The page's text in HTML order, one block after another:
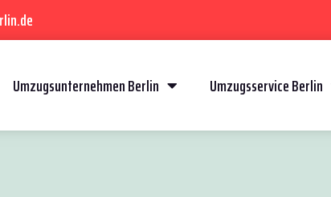
Umzugsunternehmen Berlin Umzugsservice Berlin